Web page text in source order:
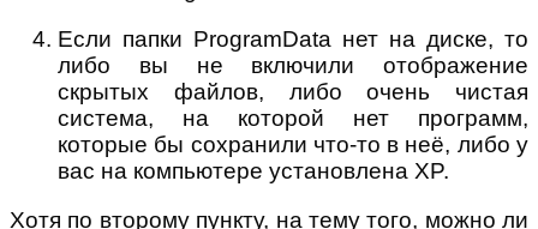
Если папки ProgramData нет на диске, то
либо вы не включили отображение
скрытых файлов, либо очень чистая
система, на которой нет программ,
которые бы сохранили что-то в неё, либо у
вас на компьютере установлена XP.
Хотя по второму пункту, на тему того, можно ли